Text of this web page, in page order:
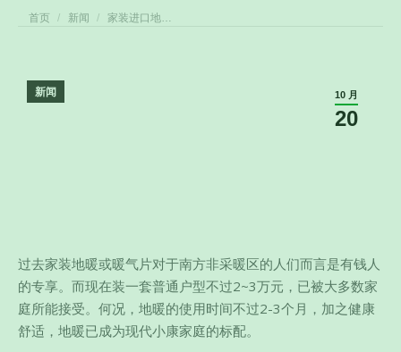
您在这里：
首页 新闻 家装进口地…
10 月
20
新闻
过去家装地暖或暖气片对于南方非采暖区的人们而言是有钱人
的专享。而现在装一套普通户型不过2~3万元，已被大多数家
庭所能接受。何况，地暖的使用时间不过2-3个月，加之健康
舒适，地暖已成为现代小康家庭的标配。